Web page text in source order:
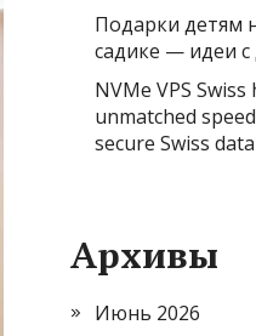
Подарки детям
садике — идеи
NVMe VPS
unmatched
secure Swiss
Архивы
Июнь 2026